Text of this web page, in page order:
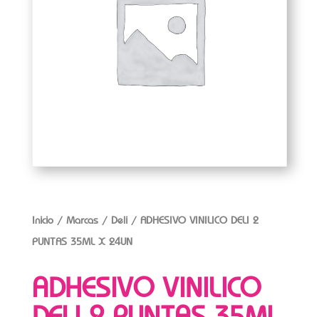
Inicio/ Marcas/ Deli/ ADHESIVO VINILICO DELI 2
PUNTAS 35ML X 24UN
ADHESIVO VINILICO